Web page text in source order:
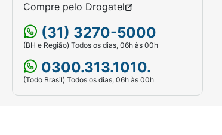
Compre pelo Drogatel
(31) 3270-5000
(BH e Região) Todos os dias, 06h às 00h
0300.313.1010.
(Todo Brasil) Todos os dias, 06h às 00h